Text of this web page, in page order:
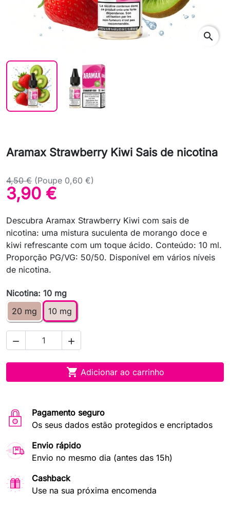
search
Aramax Strawberry Kiwi Sais de nicotina
4,50 € (Poupe 0,60 €)
3,90 €
Descubra Aramax Strawberry Kiwi com sais de
nicotina: uma mistura suculenta de morango doce e
kiwi refrescante com um toque ácido. Conteúdo: 10 ml.
Proporção PG/VG: 50/50. Disponível em vários níveis
de nicotina.
Nicotina: 10 mg
20 mg
10 mg
 
 Adicionar ao carrinho
Pagamento seguro
Os seus dados estão protegidos e encriptados
Envio rápido
Envio no mesmo dia (antes das 15h)
Cashback
Use na sua próxima encomenda